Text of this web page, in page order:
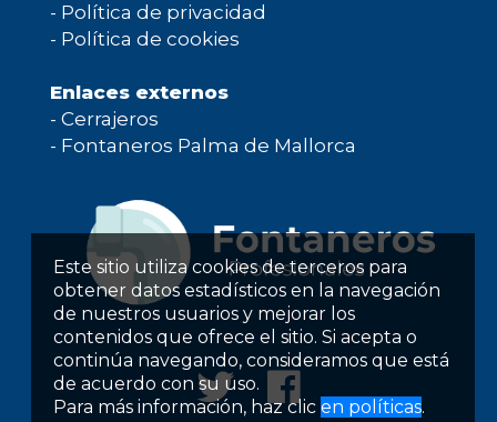
Este sitio utiliza cookies de terceros para
obtener datos estadísticos en la navegación
de nuestros usuarios y mejorar los
contenidos que ofrece el sitio. Si acepta o
continúa navegando, consideramos que está
de acuerdo con su uso.
Para más información, haz clic en políticas.
- Política de privacidad
- Política de cookies
Enlaces externos
- Cerrajeros
- Fontaneros Palma de Mallorca